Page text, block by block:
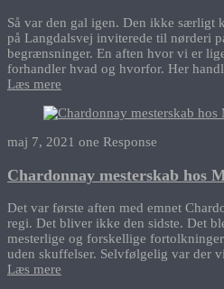
Så var den gal igen. Den ikke særligt
på Langdalsvej inviterede til nørderi
begrænsninger. En aften hvor vi er
forhandler hvad og hvorfor. Her
Læs mere
maj 7, 2021 one Response
Chardonnay mesterskab hos
Det var første aften med emnet
regi. Det bliver ikke den sidste. Det
mesterlige og forskellige
uden skuffelser. Selvfølgelig var der
Læs mere